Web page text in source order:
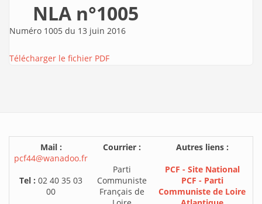
NLA n°1005
Numéro 1005 du 13 juin 2016
Télécharger le fichier PDF
Mail :
pcf44@wanadoo.fr
Tel : 02 40 35 03
00
Courrier :
Parti
Communiste
Français de
Autres liens :
PCF - Site National
PCF - Parti
Communiste de Loire